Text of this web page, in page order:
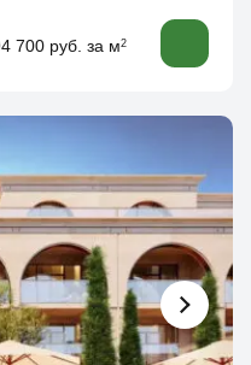
700 руб. за м2